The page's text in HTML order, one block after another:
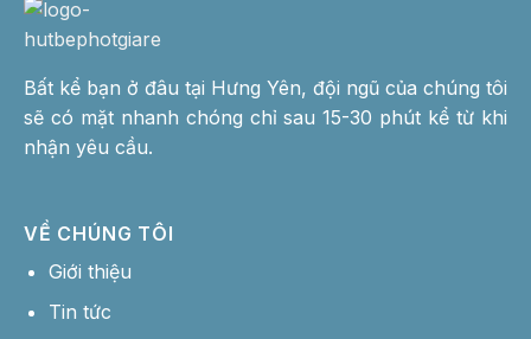
Bất kể bạn ở đâu tại Hưng Yên, đội ngũ của chúng tôi
sẽ có mặt nhanh chóng chỉ sau 15-30 phút kể từ khi
nhận yêu cầu.
VỀ CHÚNG TÔI
Giới thiệu
Tin tức